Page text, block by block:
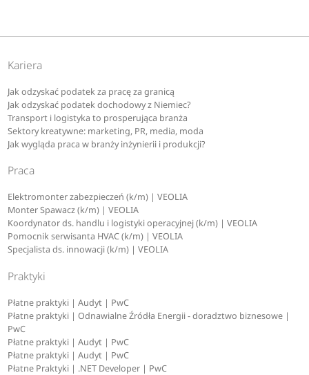
Kariera
Jak odzyskać podatek za pracę za granicą
Jak odzyskać podatek dochodowy z Niemiec?
Transport i logistyka to prosperująca branża
Sektory kreatywne: marketing, PR, media, moda
Jak wygląda praca w branży inżynierii i produkcji?
Praca
Elektromonter zabezpieczeń (k/m) | VEOLIA
Monter Spawacz (k/m) | VEOLIA
Koordynator ds. handlu i logistyki operacyjnej (k/m) | VEOLIA
Pomocnik serwisanta HVAC (k/m) | VEOLIA
Specjalista ds. innowacji (k/m) | VEOLIA
Praktyki
Płatne praktyki | Audyt | PwC
Płatne praktyki | Odnawialne Źródła Energii - doradztwo biznesowe |
PwC
Płatne praktyki | Audyt | PwC
Płatne praktyki | Audyt | PwC
Płatne Praktyki | .NET Developer | PwC